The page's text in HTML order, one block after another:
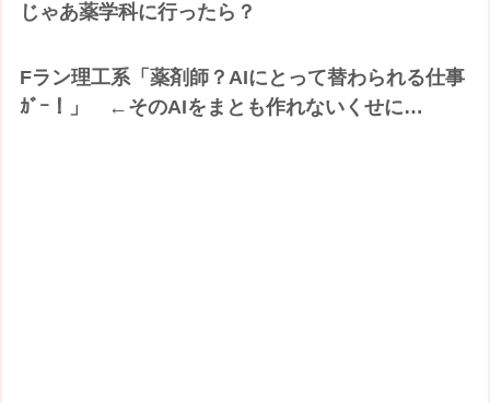
じゃあ薬学科に行ったら？
Fラン理工系「薬剤師？AIにとって替わられる仕事
ｶﾞｰ！」 ←そのAIをまとも作れないくせに…